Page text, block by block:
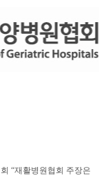
“재활병원협회 주장은